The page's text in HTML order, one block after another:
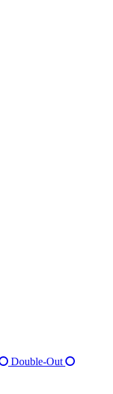
Double-Out